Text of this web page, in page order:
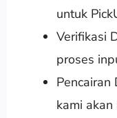
untuk
Verifikasi
proses
Pencairan
kami